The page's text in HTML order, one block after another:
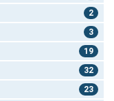
2
3
19
32
23